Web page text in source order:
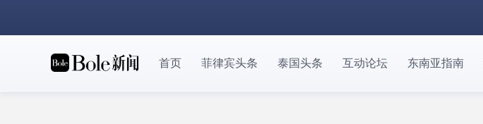
首页 菲律宾头条 泰国头条 互动论坛 东南亚指南